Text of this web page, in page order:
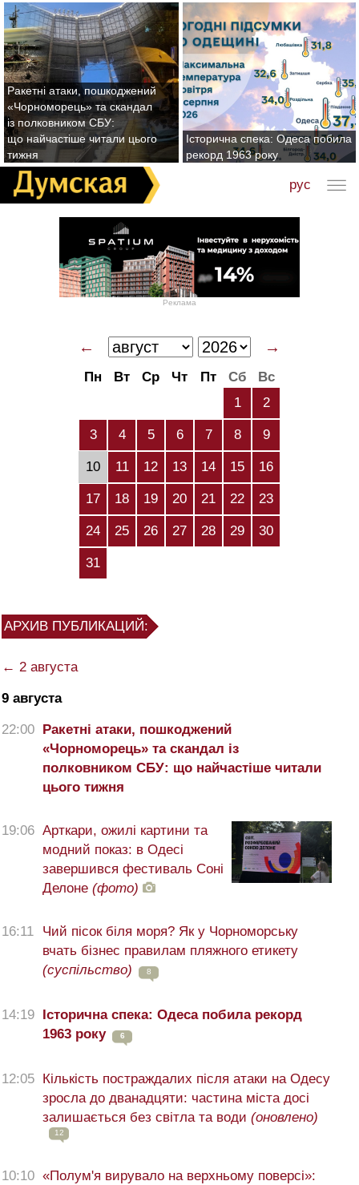
Ракетні атаки, пошкоджений
«Чорноморець» та скандал
із полковником СБУ:
що найчастіше читали цього
тижня
Історична спека: Одеса побила
рекорд 1963 року
рус
Реклама
← →
Пн Вт Ср Чт Пт Сб
Вс
1
2
3 4 5 6 7 8 9
10 11 12 13 14 15 16
17 18 19 20 21 22 23
24 25 26 27 28 29 30
31
АРХИВ ПУБЛИКАЦИЙ:
← 2 августа
9 августа
22:00 Ракетні атаки, пошкоджений
«Чорноморець» та скандал із
полковником СБУ: що найчастіше читали
цього тижня
19:06 Арткари, ожилі картини та
модний показ: в Одесі
завершився фестиваль Соні
Делоне (фото)
16:11
Чий пісок біля моря? Як у Чорноморську
вчать бізнес правилам пляжного етикету
(суспільство)
8
14:19 Історична спека: Одеса побила рекорд
1963 року
6
12:05 Кількість постраждалих після атаки на Одесу
зросла до дванадцяти: частина міста досі
залишається без світла та води (оновлено)
12
10:10 «Полум'я вирувало на верхньому поверсі»: